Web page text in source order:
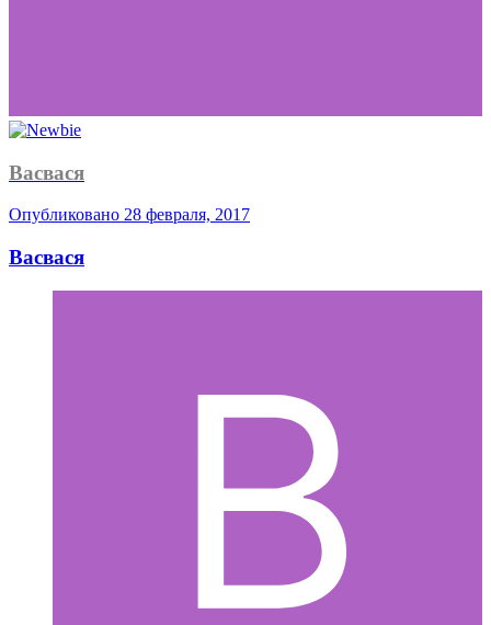
Васвася
Опубликовано 28 февраля, 2017
Васвася